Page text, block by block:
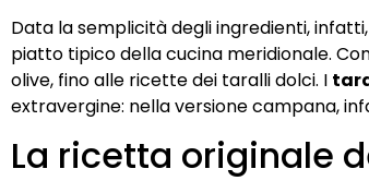
Data la semplicità degli ingredienti,
piatto tipico della cucina meridionale.
olive, fino alle ricette dei taralli dolci. I
extravergine: nella versione campana,
La ricetta originale